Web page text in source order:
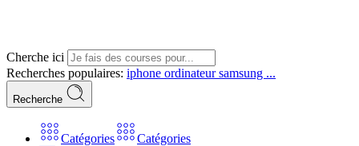
Cherche ici
Recherches populaires: iphone ordinateursamsung ...
Recherche
Catégories
Catégories